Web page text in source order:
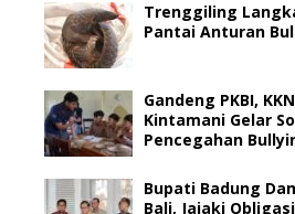
Trenggiling
Pantai Anturan
Gandeng PKBI,
Kintamani Gelar
Pencegahan
Bupati Badung
Bali, Jajaki